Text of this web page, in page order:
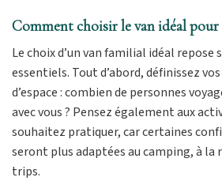
Comment choisir le van idéal
Le choix d’un van familial idéal repose
essentiels. Tout d’abord, définissez
d’espace : combien de personnes
avec vous ? Pensez également aux
souhaitez pratiquer, car certaines
seront plus adaptées au camping, à la
trips.